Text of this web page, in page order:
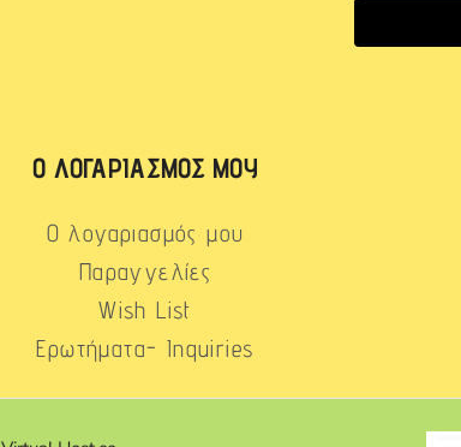
Ο ΛΟΓΑΡΙΑΣΜΌΣ ΜΟΥ
Ο λογαριασμός μου
Παραγγελίες
Wish List
Ερωτήματα- Inquiries